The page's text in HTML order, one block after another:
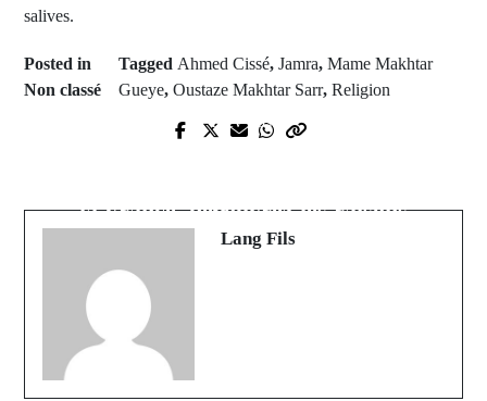
salives.
Posted in
Non classé
Tagged Ahmed Cissé,Jamra,Mame Makhtar
Gueye,Oustaze Makhtar Sarr,Religion
Prev Post
Benno
la France, découvrez les raisons
Lang Fils